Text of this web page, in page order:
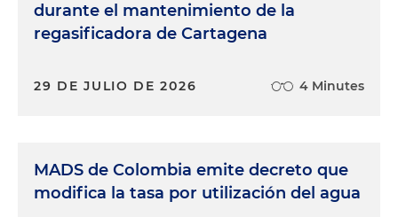
durante el mantenimiento de la
regasificadora de Cartagena
29 DE JULIO DE 2026 4 Minutes
MADS de Colombia emite decreto que
modifica la tasa por utilización del agua